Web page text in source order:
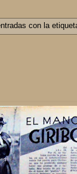
con la